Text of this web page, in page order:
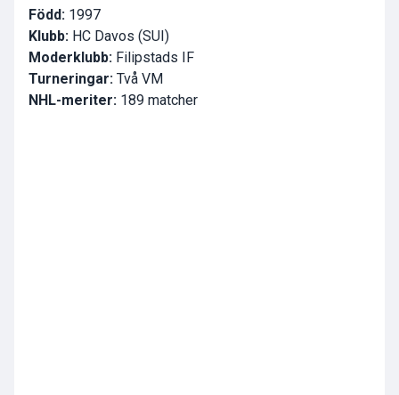
Född: 1997
Klubb: HC Davos (SUI)
Moderklubb: Filipstads IF
Turneringar: Två VM
NHL-meriter: 189 matcher